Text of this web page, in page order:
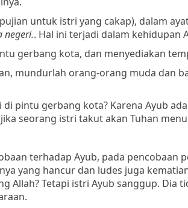
untuk istri yang cakap), dalam
negeri.. Hal ini terjadi dalam kehidupan
gerbang kota, dan menyediakan
mundurlah orang-orang muda dan
pintu gerbang kota? Karena Ayub
seorang istri takut akan Tuhan
terhadap Ayub, pada
yang hancur dan ludes juga
Allah? Tetapi istri Ayub sanggup. Dia